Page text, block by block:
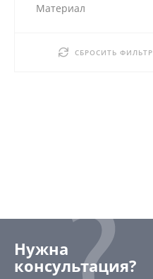
Материал
СБРОСИТЬ ФИЛЬТР
Нужна
консультация?